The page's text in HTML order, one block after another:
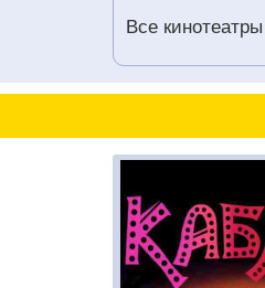
Все кинотеатры